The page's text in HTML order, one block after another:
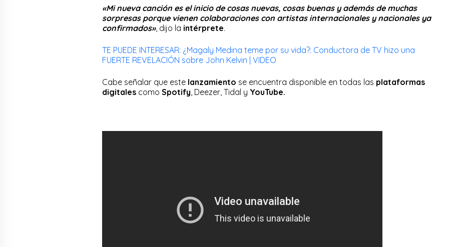
«Mi nueva canción es el inicio de cosas nuevas, cosas buenas y además de muchas
sorpresas porque vienen colaboraciones con artistas internacionales y nacionales ya
confirmados», dijo la intérprete.
TE PUEDE INTERESAR: ¿Magaly Medina teme por su vida?: Conductora de TV hizo una
FUERTE REVELACIÓN sobre John Kelvin | VIDEO
Cabe señalar que este lanzamiento se encuentra disponible en todas las plataformas
digitales como Spotify , Deezer, Tidal y YouTube.